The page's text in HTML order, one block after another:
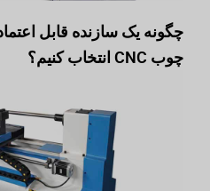
چگونه یک سازنده قابل
چوب CNC انتخاب کنیم؟